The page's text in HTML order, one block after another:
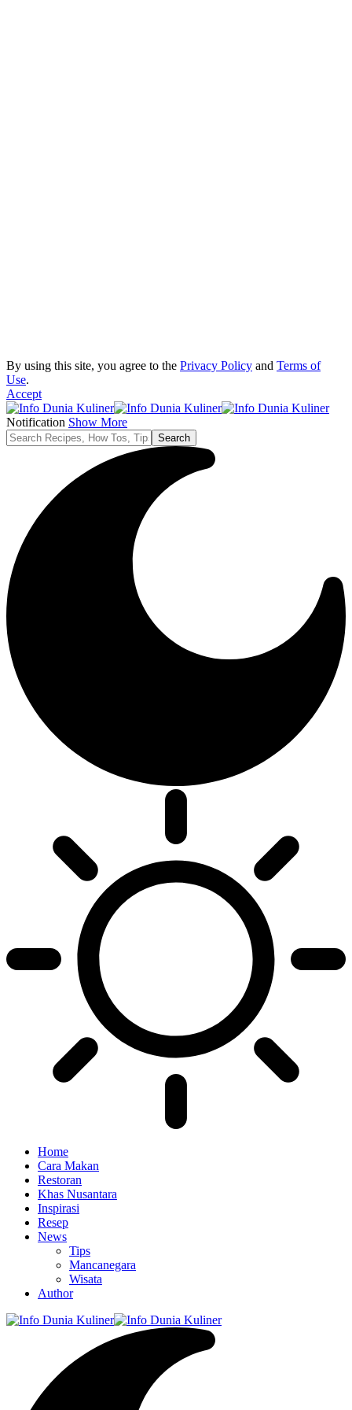
By using this site, you agree to the Privacy Policy and Terms of
Use.
Accept
Notification Show More
Home
Cara Makan
Restoran
Khas Nusantara
Inspirasi
Resep
News
Tips
Mancanegara
Wisata
Author